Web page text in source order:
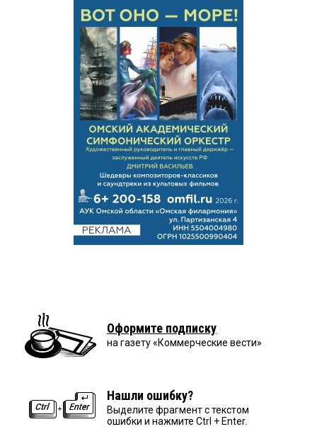
Оформите подписку
на газету «Коммерческие вести»
Нашли ошибку?
Выделите фрагмент с текстом
ошибки и нажмите Ctrl + Enter.